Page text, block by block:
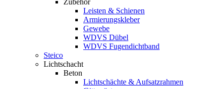
Zubehör
Leisten & Schienen
Armierungskleber
Gewebe
WDVS Dübel
WDVS Fugendichtband
Steico
Lichtschacht
Beton
Lichtschächte & Aufsatzrahmen